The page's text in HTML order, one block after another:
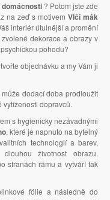
? Potom jste zde
na zeď s motivem Vlčí mák
interiér útulnější a promění
dekorace a obrazy v
pohodu?
objednávku a my Vám ji
dodací doba prodloužit
dopravců.
s hygienicky nezávadnými
, které je napnuto na bytelný
technologií a barev,
životnost obrazu.
stranách rámu a vytváří tak
fólie a následně do